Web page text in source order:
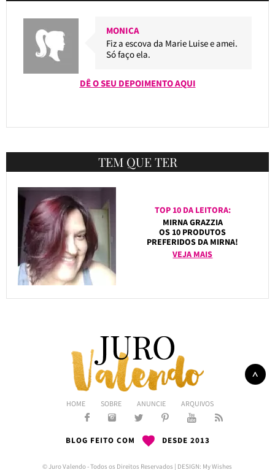
MONICA
Fiz a escova da Marie Luise e amei.
Só faço ela.
DÊ O SEU DEPOIMENTO AQUI
TEM QUE TER
TOP 10 DA LEITORA:
MIRNA GRAZZIA
OS 10 PRODUTOS
PREFERIDOS DA MIRNA!
VEJA MAIS
HOME SOBRE ANUNCIE ARQUIVOS
BLOG FEITO COM DESDE 2013
© Juro Valendo - Todos os Direitos Reservados | DESIGN: My Wishes